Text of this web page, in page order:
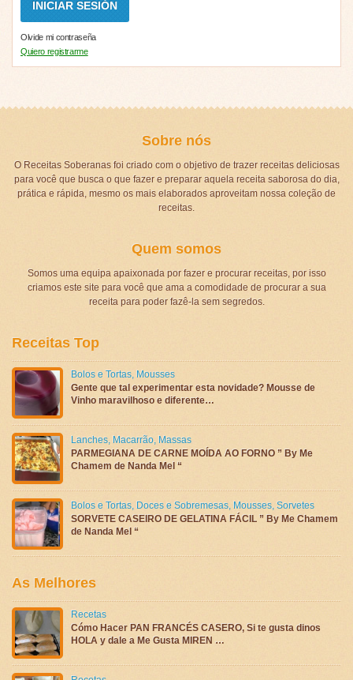
Olvide mi contraseña
Quiero registrarme
Sobre nós
O Receitas Soberanas foi criado com o objetivo de trazer receitas deliciosas
para você que busca o que fazer e preparar aquela receita saborosa do dia,
prática e rápida, mesmo os mais elaborados aproveitam nossa coleção de
receitas.
Quem somos
Somos uma equipa apaixonada por fazer e procurar receitas, por isso
criamos este site para você que ama a comodidade de procurar a sua
receita para poder fazê-la sem segredos.
Receitas Top
Bolos e Tortas, Mousses
Gente que tal experimentar esta novidade? Mousse de
Vinho maravilhoso e diferente…
Lanches, Macarrão, Massas
PARMEGIANA DE CARNE MOÍDA AO FORNO ” By Me
Chamem de Nanda Mel “
Bolos e Tortas, Doces e Sobremesas, Mousses, Sorvetes
SORVETE CASEIRO DE GELATINA FÁCIL ” By Me Chamem
de Nanda Mel “
As Melhores
Recetas
Cómo Hacer PAN FRANCÉS CASERO, Si te gusta dinos
HOLA y dale a Me Gusta MIREN …